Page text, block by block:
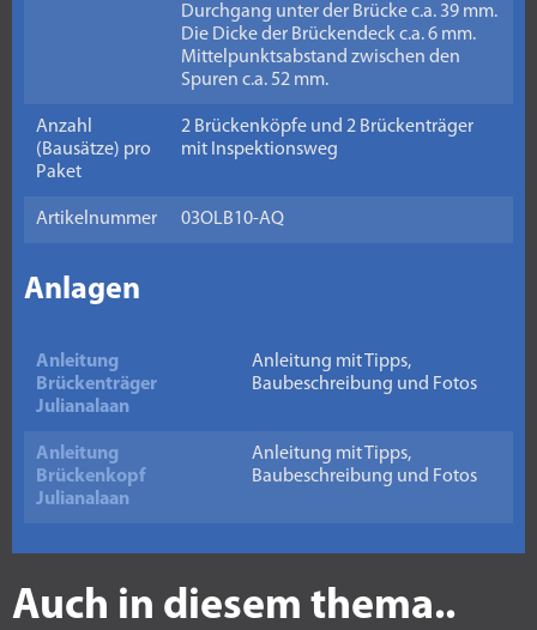
Durchgang unter der Brücke c.a. 39 mm.
Die Dicke der Brückendeck c.a. 6 mm.
Mittelpunktsabstand zwischen den
Spuren c.a. 52 mm.
Anzahl
(Bausätze) pro
Paket
2 Brückenköpfe und 2 Brückenträger
mit Inspektionsweg
Artikelnummer 03OLB10-AQ
Anlagen
Anleitung
Brückenträger
Julianalaan
Anleitung mit Tipps,
Baubeschreibung und Fotos
Anleitung
Brückenkopf
Julianalaan
Anleitung mit Tipps,
Baubeschreibung und Fotos
Auch in diesem thema..